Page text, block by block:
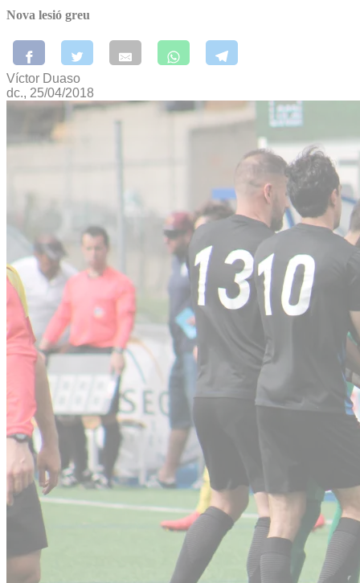
Nova lesió greu
Víctor Duaso
dc., 25/04/2018